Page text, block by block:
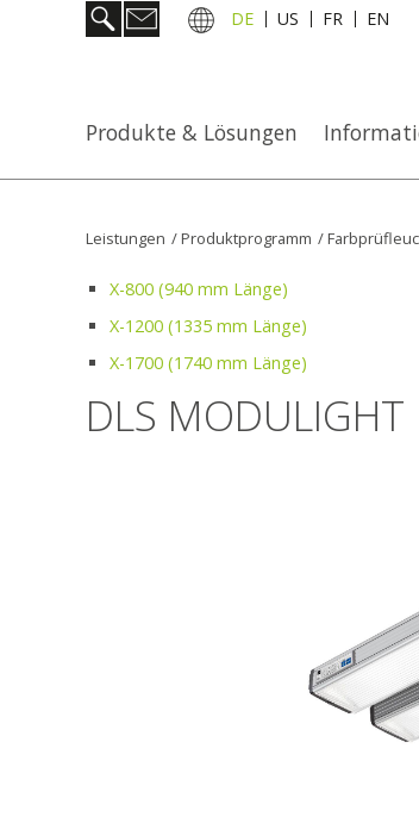
DE US FR EN
Produkte & Lösungen
Leistungen /Produktprogramm /
X-800 (940 mm Länge)
X-1200 (1335 mm Länge)
X-1700 (1740 mm Länge)
DLS MODULIGHT